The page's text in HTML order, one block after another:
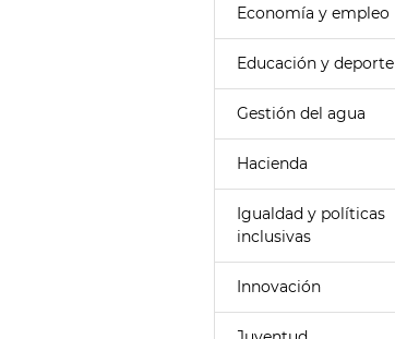
Economía y empleo
Educación y deporte
Gestión del agua
Hacienda
Igualdad y políticas
inclusivas
Innovación